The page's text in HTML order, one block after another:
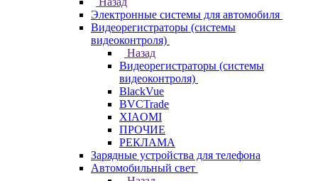
Электронные системы для автомобиля
Видеорегистраторы (системы
видеоконтроля)
Назад
Видеорегистраторы (системы
видеоконтроля)
BlackVue
BVCTrade
XIAOMI
ПРОЧИЕ
РЕКЛАМА
Зарядные устройства для телефона
Автомобильный свет